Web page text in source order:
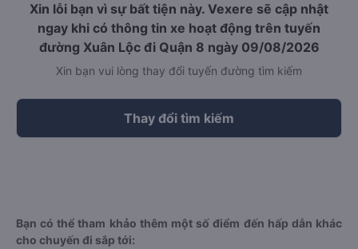
Xin lỗi bạn vì sự bất tiện này. Vexere sẽ cập nhật
ngay khi có thông tin xe hoạt động trên tuyến
đường Xuân Lộc đi Quận 8 ngày 09/08/2026
Xin bạn vui lòng thay đổi tuyến đường tìm kiếm
Thay đổi tìm kiếm
Bạn có thể tham khảo thêm một số điểm đến hấp dẫn khác
cho chuyến đi sắp tới: